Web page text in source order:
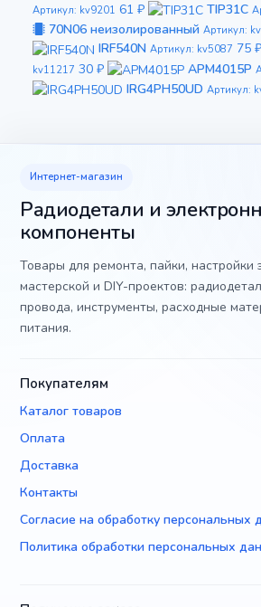
Артикул: kv9201 61 ₽ TIP31C
70N06 неизолированный Артикул:
IRF540N Артикул: kv5087 75 ₽
kv11217 30 ₽ APM4015P
IRG4PH50UD Артикул:
Интернет-магазин
Радиодетали и
компоненты
Товары для ремонта, пайки, настройки
мастерской и DIY-проектов:
провода, инструменты, расходные
питания.
Покупателям
Каталог товаров
Оплата
Доставка
Контакты
Согласие на обработку персональных
Политика обработки персональных